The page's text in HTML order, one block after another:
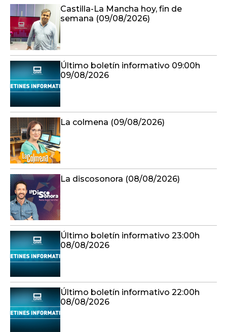
Castilla-La Mancha hoy, fin de
semana (09/08/2026)
Último boletín informativo 09:00h
09/08/2026
La colmena (09/08/2026)
La discosonora (08/08/2026)
Último boletín informativo 23:00h
08/08/2026
Último boletín informativo 22:00h
08/08/2026